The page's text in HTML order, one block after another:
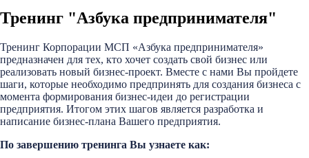
Тренинг "Азбука предпринимателя"
Тренинг Корпорации МСП «Азбука предпринимателя»
предназначен для тех, кто хочет создать свой бизнес или
реализовать новый бизнес-проект. Вместе с нами Вы пройдете
шаги, которые необходимо предпринять для создания бизнеса с
момента формирования бизнес-идеи до регистрации
предприятия. Итогом этих шагов является разработка и
написание бизнес-плана Вашего предприятия.
По завершению тренинга Вы узнаете как: